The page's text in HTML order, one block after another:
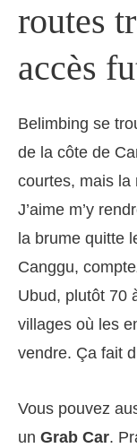
routes
accès
Belimbing se
de la côte de
courtes, mais la
J’aime m’y
la brume quitte
Canggu,
Ubud, plutôt 70
villages où les
vendre. Ça fait
Vous pouvez
un Grab Car.